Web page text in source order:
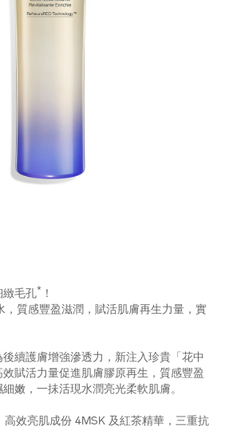
緻毛孔*
！
，質感豐盈滋潤，賦活肌膚再生力量，實
續護膚增強滲透力，新注入珍貴「花中
賦活力量促進肌膚膠原再生，質感豐盈
嫩，一抺活現水潤亮光柔軟肌膚。
高效亮肌成份 4MSK 及紅茶精華，三重抗